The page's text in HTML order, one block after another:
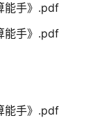
能手》.pdf
能手》.pdf
能手》.pdf